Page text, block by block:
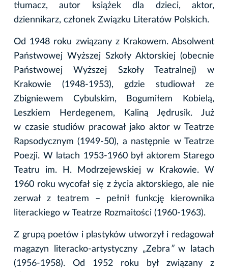
tłumacz, autor książek dla dzieci, aktor,
dziennikarz, członek Związku Literatów Polskich.
Od 1948 roku związany z Krakowem. Absolwent
Państwowej Wyższej Szkoły Aktorskiej (obecnie
Państwowej Wyższej Szkoły Teatralnej) w
Krakowie (1948-1953), gdzie studiował ze
Zbigniewem Cybulskim, Bogumiłem Kobielą,
Leszkiem Herdegenem, Kaliną Jędrusik. Już
w czasie studiów pracował jako aktor w Teatrze
Rapsodycznym (1949-50), a następnie w Teatrze
Poezji. W latach 1953-1960 był aktorem Starego
Teatru im. H. Modrzejewskiej w Krakowie. W
1960 roku wycofał się z życia aktorskiego, ale nie
zerwał z teatrem – pełnił funkcję kierownika
literackiego w Teatrze Rozmaitości (1960-1963).
Z grupą poetów i plastyków utworzył i redagował
magazyn literacko-artystyczny „Zebra ”w latach
(1956-1958). Od 1952 roku był związany z